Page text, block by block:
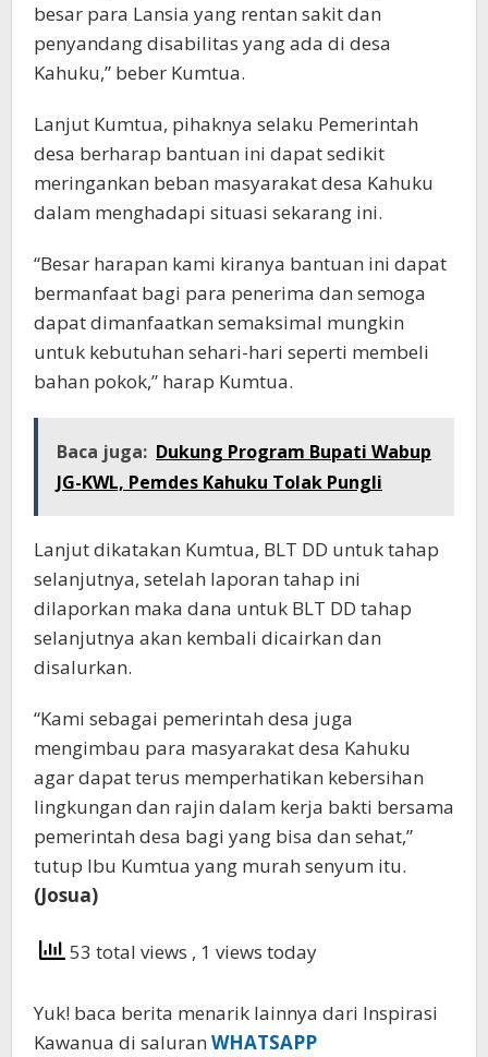
besar para Lansia yang rentan sakit dan
penyandang disabilitas yang ada di desa
Kahuku,” beber Kumtua.
Lanjut Kumtua, pihaknya selaku Pemerintah
desa berharap bantuan ini dapat sedikit
meringankan beban masyarakat desa Kahuku
dalam menghadapi situasi sekarang ini.
“Besar harapan kami kiranya bantuan ini dapat
bermanfaat bagi para penerima dan semoga
dapat dimanfaatkan semaksimal mungkin
untuk kebutuhan sehari-hari seperti membeli
bahan pokok,” harap Kumtua.
Baca juga: Dukung Program Bupati Wabup
JG-KWL, Pemdes Kahuku Tolak Pungli
Lanjut dikatakan Kumtua, BLT DD untuk tahap
selanjutnya, setelah laporan tahap ini
dilaporkan maka dana untuk BLT DD tahap
selanjutnya akan kembali dicairkan dan
disalurkan.
“Kami sebagai pemerintah desa juga
mengimbau para masyarakat desa Kahuku
agar dapat terus memperhatikan kebersihan
lingkungan dan rajin dalam kerja bakti bersama
pemerintah desa bagi yang bisa dan sehat,”
tutup Ibu Kumtua yang murah senyum itu.
(Josua)
53 total views , 1 views today
Yuk! baca berita menarik lainnya dari Inspirasi
Kawanua di saluran WHATSAPP